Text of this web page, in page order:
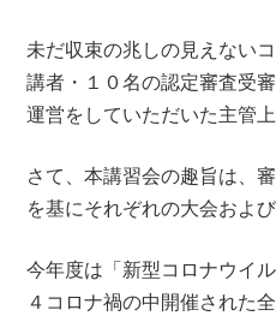
未だ収束の兆しの見えない
講者・１０名の認定審査受
運営をしていただいた主管
さて、本講習会の趣旨は、
を基にそれぞれの大会およ
今年度は「新型コロナウイ
４コロナ禍の中開催された